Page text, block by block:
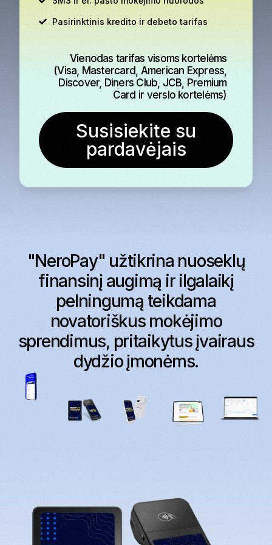
Pasirinktinis kredito ir debeto tarifas
Vienodas tarifas visoms kortelėms
(Visa, Mastercard, American Express,
Discover, Diners Club, JCB, Premium
Card ir verslo kortelėms)
Susisiekite su
pardavėjais
"NeroPay" užtikrina nuoseklų
finansinį augimą ir ilgalaikį
pelningumą teikdama
novatoriškus mokėjimo
sprendimus, pritaikytus įvairaus
dydžio įmonėms.